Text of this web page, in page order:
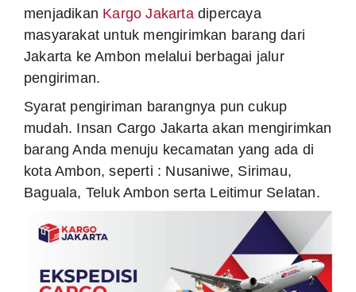
menjadikan Kargo Jakartadipercaya
masyarakat untuk mengirimkan barang dari
Jakarta ke Ambon melalui berbagai jalur
pengiriman.
Syarat pengiriman barangnya pun cukup
mudah. Insan Cargo Jakarta akan mengirimkan
barang Anda menuju kecamatan yang ada di
kota Ambon, seperti : Nusaniwe, Sirimau,
Baguala, Teluk Ambon serta Leitimur Selatan.